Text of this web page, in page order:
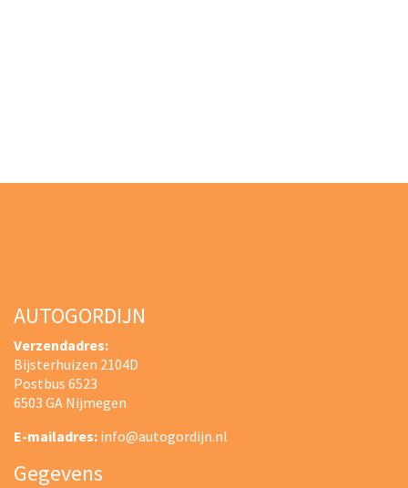
AUTOGORDIJN
Verzendadres:
Bijsterhuizen 2104D
Postbus 6523
6503 GA Nijmegen
E-mailadres: info@autogordijn.nl
Gegevens